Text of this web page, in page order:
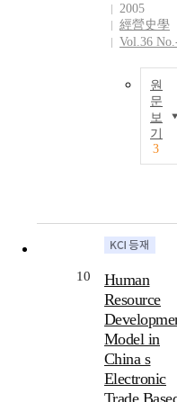
2005
經營史學
Vol.36
원
문
보
기
3
10
Human
Resource
Model in
China s
Electronic